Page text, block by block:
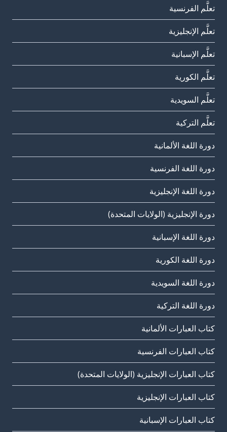
تعلَّم الفرنسية
تعلَّم الإنجليزية
تعلَّم الإسبانية
تعلَّم الكورية
تعلَّم السويدية
تعلَّم التركية
دورة اللغة الألمانية
دورة اللغة الفرنسية
دورة اللغة الإنجليزية
دورة الإنجليزية (الولايات المتحدة)
دورة اللغة الإسبانية
دورة اللغة الكورية
دورة اللغة السويدية
دورة اللغة التركية
كتاب العبارات الألمانية
كتاب العبارات الفرنسية
كتاب العبارات الإنجليزية (الولايات المتحدة)
كتاب العبارات الإنجليزية
كتاب العبارات الإسبانية